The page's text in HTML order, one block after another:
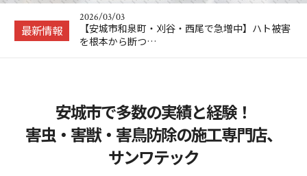
最新情報
2026/03/03
【安城市和泉町・刈谷・西尾で急増中】ハト被害
を根本から断つ…
2025/11/21
【ネズミ駆除 を自分で】！？ プロに頼む前に
自分でもできる…
2025/07/16
ハト対策の決定版！ご自宅をハトから守って平和
に保つ秘訣とは！
安城市で多数の実績と経験！
害虫・害獣・害鳥防除の施工専門店、
サンワテック